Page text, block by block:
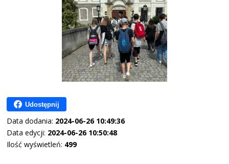
Udostępnij
Data dodania: 2024-06-26 10:49:36
Data edycji: 2024-06-26 10:50:48
Ilość wyświetleń: 499